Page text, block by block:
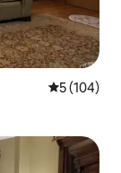
Средна
5 (104)